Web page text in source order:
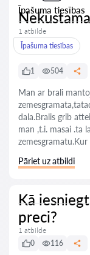
Īpašuma tiesības
1 atbilde
Īpašuma tiesības
1 504
Man ar brali
dala.Bralis grib
man ,t.i. masai .ta
Pāriet uz atbildi
Kā
preci?
1 atbilde
0
116